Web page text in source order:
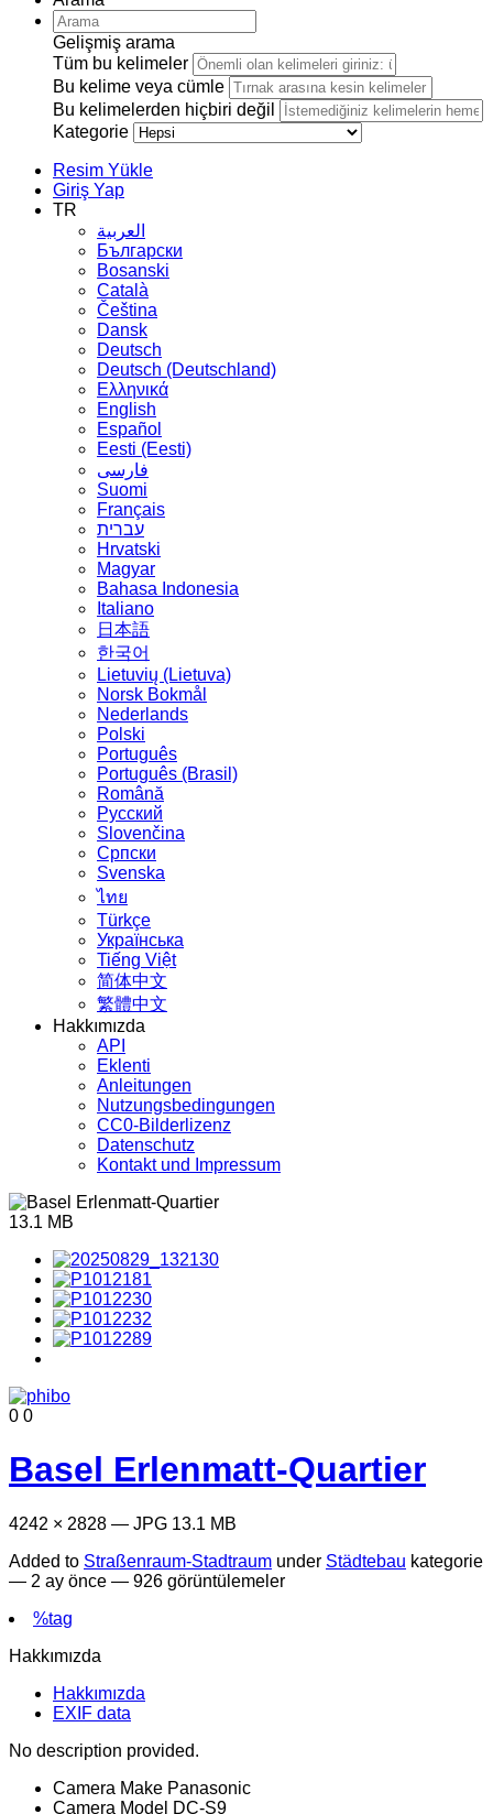
Gelişmiş arama
Tüm bu kelimeler
Bu kelime veya cümle
Bu kelimelerden hiçbiri değil
Kategorie
Resim Yükle
Giriş Yap
TR
العربية
Български
Bosanski
Сatalà
Čeština
Dansk
Deutsch
Deutsch (Deutschland)
Ελληνικά
English
Español
Eesti (Eesti)
فارسی
Suomi
Français
עברית
Hrvatski
Magyar
Bahasa Indonesia
Italiano
日本語
한국어
Lietuvių (Lietuva)
‪Norsk Bokmål‬
Nederlands
Polski
Português
Português (Brasil)
Română
Русский
Slovenčina
Српски
Svenska
ไทย
Türkçe
Українська
Tiếng Việt
简体中文
繁體中文
Hakkımızda
API
Eklenti
Anleitungen
Nutzungsbedingungen
CC0-Bilderlizenz
Datenschutz
Kontakt und Impressum
13.1 MB
0 0
Basel Erlenmatt-Quartier
4242 × 2828 — JPG 13.1 MB
Added to Straßenraum-Stadtraum under Städtebau kategorie
— 2 ay önce — 926 görüntülemeler
%tag
Hakkımızda
Hakkımızda
EXIF data
No description provided.
Camera Make Panasonic
Camera Model DC-S9